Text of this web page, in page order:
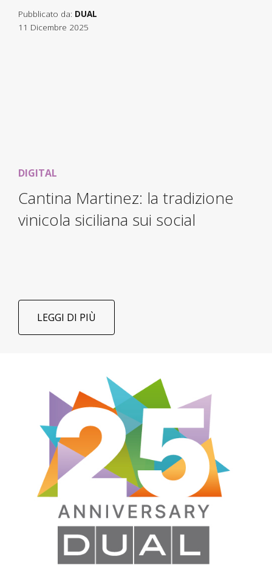
Pubblicato da: DUAL
11 Dicembre 2025
DIGITAL
Cantina Martinez: la tradizione
vinicola siciliana sui social
LEGGI DI PIÙ